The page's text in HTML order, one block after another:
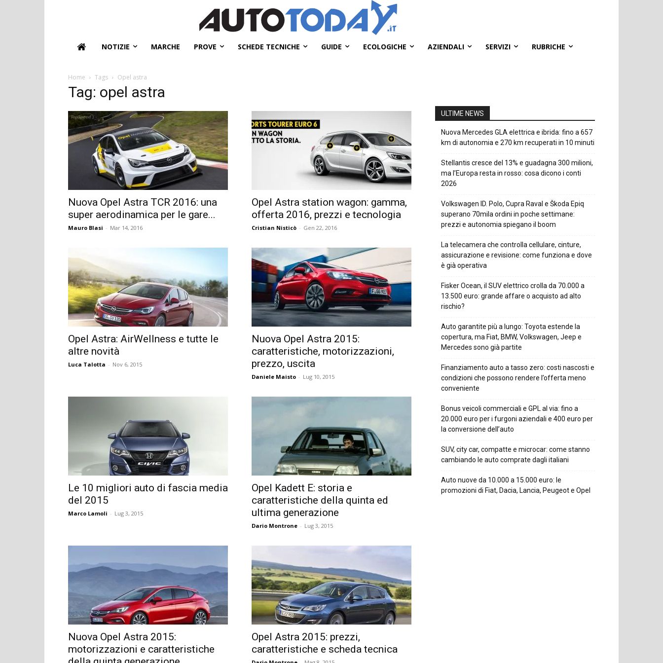
NOTIZIE MARCHE PROVE SCHEDE TECNICHE GUIDE ECOLOGICHE AZIENDALI SERVIZI RUBRICHE
Home Tags Opel astra
Tag: opel astra
Nuova Opel Astra TCR 2016: una
super aerodinamica per le gare...
Mauro Blasi - Mar 14, 2016
Opel Astra station wagon: gamma,
offerta 2016, prezzi e tecnologia
Cristian Nisticò - Gen 22, 2016
Opel Astra: AirWellness e tutte le
altre novità
Luca Talotta - Nov 6, 2015
Nuova Opel Astra 2015:
caratteristiche, motorizzazioni,
prezzo, uscita
Daniele Maisto - Lug 10, 2015
Le 10 migliori auto di fascia media
del 2015
Marco Lamoli - Lug 3, 2015
Opel Kadett E: storia e
caratteristiche della quinta ed
ultima generazione
Dario Montrone - Lug 3, 2015
Nuova Opel Astra 2015:
motorizzazioni e caratteristiche
Opel Astra 2015: prezzi,
caratteristiche e scheda tecnica
ULTIME NEWS
Nuova Mercedes GLA elettrica e ibrida: fino a 657
km di autonomia e 270 km recuperati in 10 minuti
Stellantis cresce del 13% e guadagna 300 milioni,
ma l’Europa resta in rosso: cosa dicono i conti
2026
Volkswagen ID. Polo, Cupra Raval e Škoda Epiq
superano 70mila ordini in poche settimane:
prezzi e autonomia spiegano il boom
La telecamera che controlla cellulare, cinture,
assicurazione e revisione: come funziona e dove
è già operativa
Fisker Ocean, il SUV elettrico crolla da 70.000 a
13.500 euro: grande affare o acquisto ad alto
rischio?
Auto garantite più a lungo: Toyota estende la
copertura, ma Fiat, BMW, Volkswagen, Jeep e
Mercedes sono già partite
Finanziamento auto a tasso zero: costi nascosti e
condizioni che possono rendere l’offerta meno
conveniente
Bonus veicoli commerciali e GPL al via: fino a
20.000 euro per i furgoni aziendali e 400 euro per
la conversione dell’auto
SUV, city car, compatte e microcar: come stanno
cambiando le auto comprate dagli italiani
Auto nuove da 10.000 a 15.000 euro: le
promozioni di Fiat, Dacia, Lancia, Peugeot e Opel